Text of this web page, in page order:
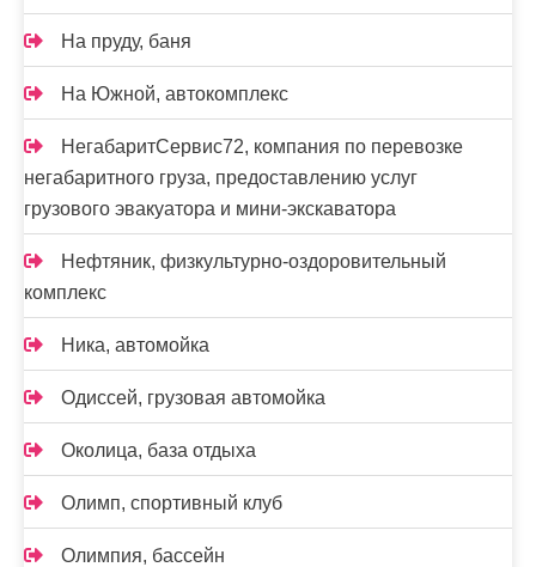
На пруду, баня
На Южной, автокомплекс
НегабаритСервис72, компания по перевозке
негабаритного груза, предоставлению услуг
грузового эвакуатора и мини-экскаватора
Нефтяник, физкультурно-оздоровительный
комплекс
Ника, автомойка
Одиссей, грузовая автомойка
Околица, база отдыха
Олимп, спортивный клуб
Олимпия, бассейн